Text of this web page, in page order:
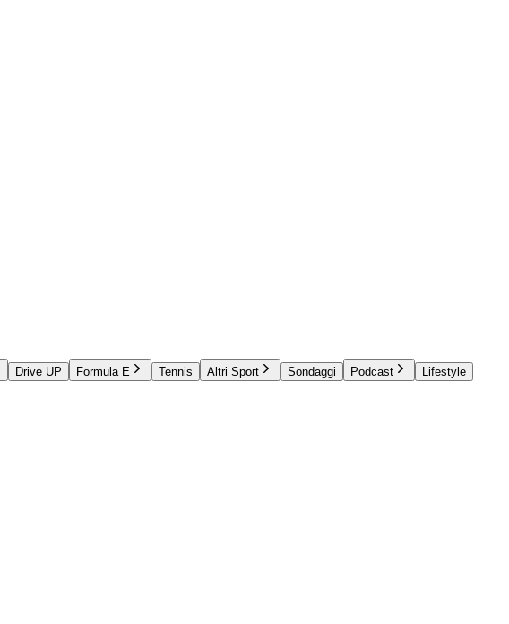
Drive UP Formula E Tennis Altri Sport Sondaggi Podcast
Lifestyle